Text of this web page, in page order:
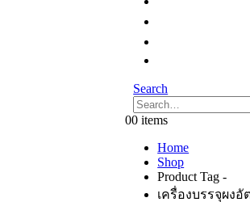
Search
00 items
Home
Shop
Product Tag -
เครื่องบรรจุผง